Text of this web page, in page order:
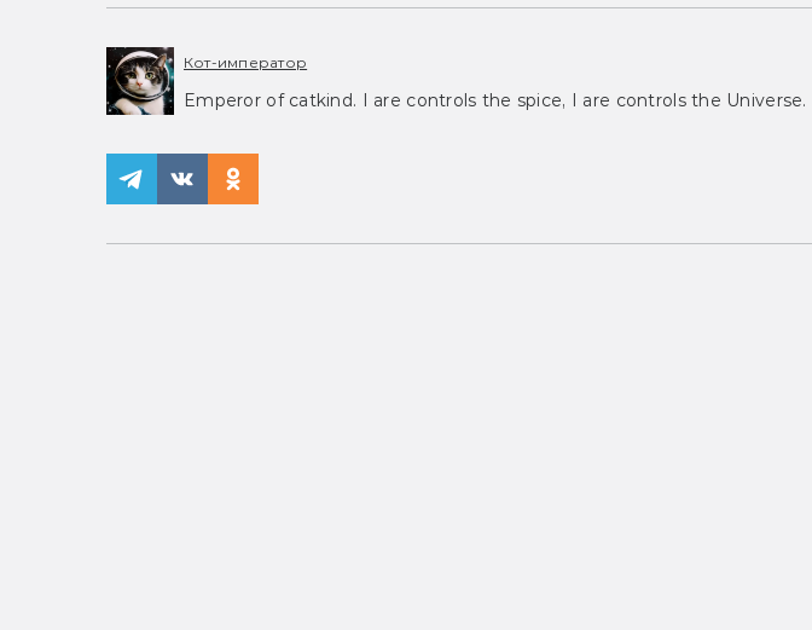
Кот-император
Emperor of catkind. I are controls the spice, I are controls the Universe.